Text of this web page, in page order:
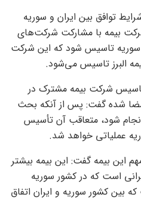
توافق بین ایران و سوریه
بیمه با مشارکت شرکت‌های
سوریه تاسیس شود که این شرکت
البرز تاسیس می‌شود.
تاسیس شرکت بیمه مشترک در
امضا شده گفت: پس از آنکه بحث
شود، متعاقب آن تأسیس
عملیاتی خواهد شد.
بیمه گفت: این بیمه بیشتر
است که در کشور سوریه
بین کشور سوریه و ایران اتفاق